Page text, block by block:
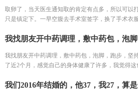
取卵了，当天医生通知取的肯定有点多，所以可以
只是镇定下。一早空腹去手术室签字，换了手术衣
结果出来了，取了22个，配对17个，结果冻胚5个
少，可想而知多难受，短短几天，肚子如同怀孕几
好睡不好。 由于积液严重，直接住院治疗，期间对
司买了人球白蛋白挂上，突然一晚跑了很多次厕所
我找朋友开中药调理，敷中药包，泡脚，跑步，坚
了近2个月，感觉自己的身体健康了许多，我觉得
移植，其实自己之前3次促排内膜都很好，这次内